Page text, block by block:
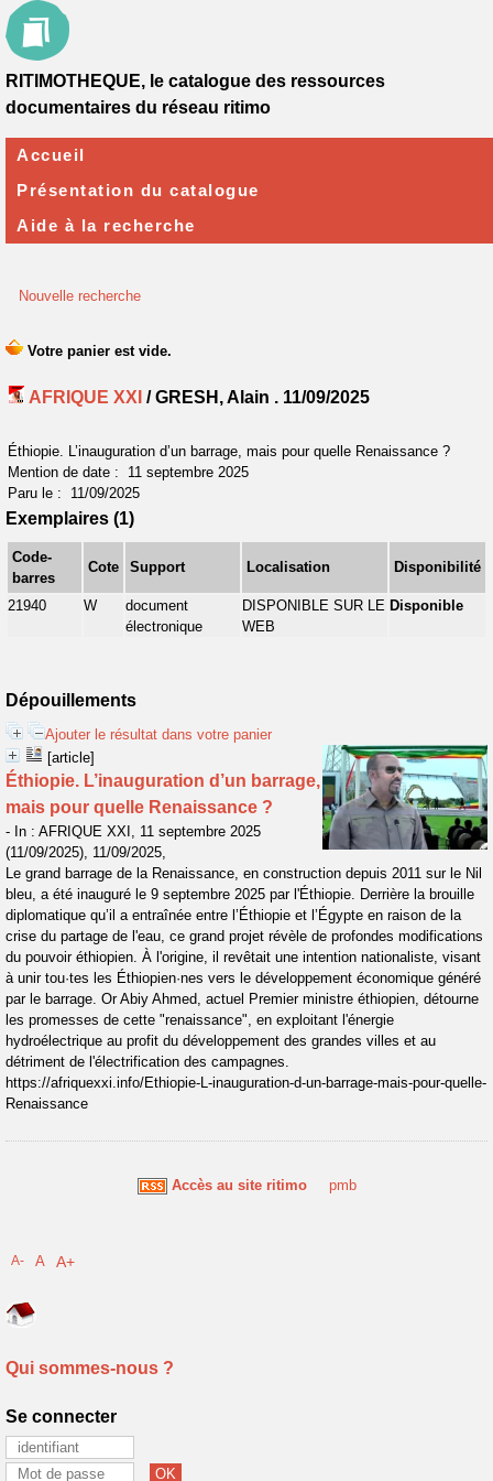
Nouvelle recherche
AFRIQUE XXI / GRESH, Alain . 11/09/2025
Éthiopie. L’inauguration d’un barrage, mais pour quelle Renaissance ?
Mention de date : 11 septembre 2025
Paru le : 11/09/2025
Exemplaires (1)
Code-
barres
Cote Support Localisation Disponibilité
21940 W
document
électronique
DISPONIBLE SUR LE
WEB
Disponible
Dépouillements
Ajouter le résultat dans votre panier
[article]
Éthiopie. L’inauguration d’un barrage,
mais pour quelle Renaissance ?
- In : AFRIQUE XXI, 11 septembre 2025
(11/09/2025), 11/09/2025,
Le grand barrage de la Renaissance, en construction depuis 2011 sur le Nil
bleu, a été inauguré le 9 septembre 2025 par l'Éthiopie. Derrière la brouille
diplomatique qu’il a entraînée entre l’Éthiopie et l’Égypte en raison de la
crise du partage de l'eau, ce grand projet révèle de profondes modifications
du pouvoir éthiopien. À l'origine, il revêtait une intention nationaliste, visant
à unir tou·tes les Éthiopien·nes vers le développement économique généré
par le barrage. Or Abiy Ahmed, actuel Premier ministre éthiopien, détourne
les promesses de cette "renaissance", en exploitant l'énergie
hydroélectrique au profit du développement des grandes villes et au
détriment de l'électrification des campagnes.
https://afriquexxi.info/Ethiopie-L-inauguration-d-un-barrage-mais-pour-quelle-
Renaissance
Accès au site ritimo pmb
RITIMOTHEQUE, le catalogue des ressources
documentaires du réseau ritimo
Accueil
Présentation du catalogue
Aide à la recherche
A- A A+
Qui sommes-nous ?
Se connecter